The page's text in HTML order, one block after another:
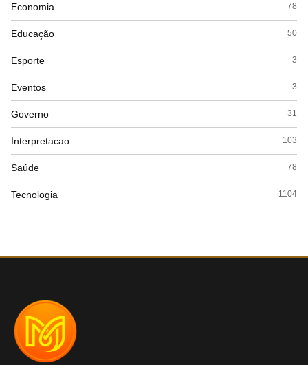
Economia 78
Educação 50
Esporte 3
Eventos 3
Governo 31
Interpretacao 103
Saúde 78
Tecnologia 1104